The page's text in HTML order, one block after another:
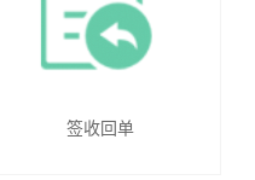
签收回单